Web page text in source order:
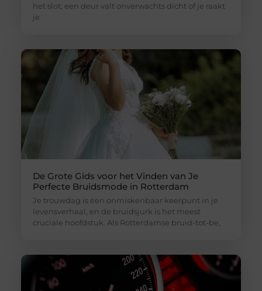
het slot, een deur valt onverwachts dicht of je raakt
je
De Grote Gids voor het Vinden van Je
Perfecte Bruidsmode in Rotterdam
Je trouwdag is een onmiskenbaar keerpunt in je
levensverhaal, en de bruidsjurk is het meest
cruciale hoofdstuk. Als Rotterdamse bruid-tot-be,